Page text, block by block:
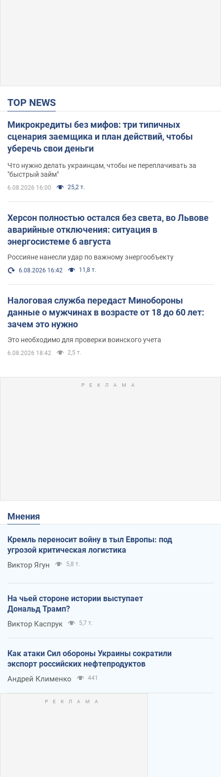
TOP NEWS
Микрокредиты без мифов: три типичных
сценария заемщика и план действий, чтобы
уберечь свои деньги
Что нужно делать украинцам, чтобы не переплачивать за
"быстрый займ"
6.08.2026 16:00 25,2 т.
Херсон полностью остался без света, во Львове
аварийные отключения: ситуация в
энергосистеме 6 августа
Россияне нанесли удар по важному энергообъекту
6.08.2026 16:42 11,8 т.
Налоговая служба передаст Минобороны
данные о мужчинах в возрасте от 18 до 60 лет:
зачем это нужно
Это необходимо для проверки воинского учета
6.08.2026 18:42 2,5 т.
Мнения
Кремль переносит войну в тыл Европы: под
угрозой критическая логистика
Виктор Ягун 5,8 т.
На чьей стороне истории выступает
Дональд Трамп?
Виктор Каспрук 5,7 т.
Как атаки Сил обороны Украины сократили
экспорт российских нефтепродуктов
Андрей Клименко 441